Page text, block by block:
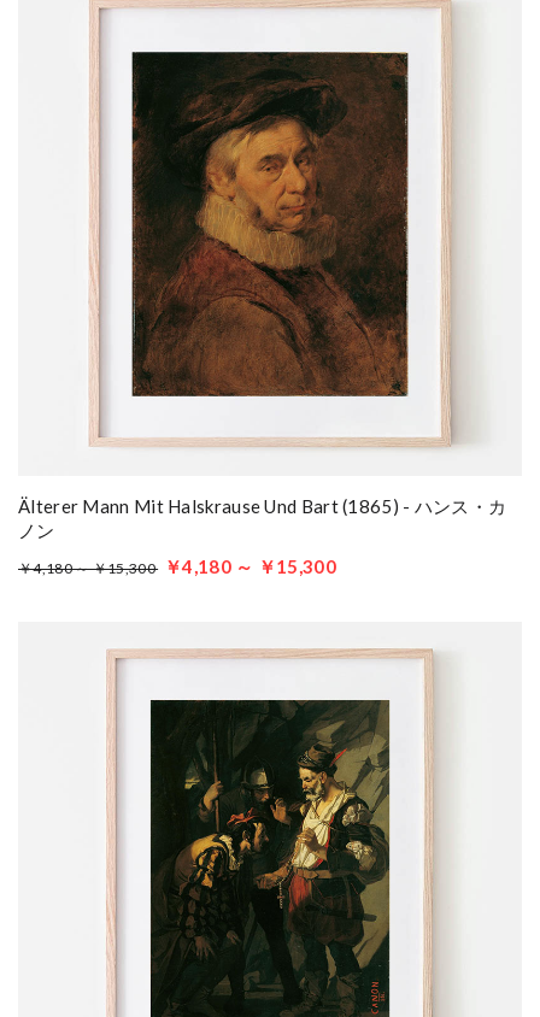
Älterer Mann Mit Halskrause Und Bart (1865) - ハンス・カ
ノン
￥4,180 ～ ￥15,300 ￥4,180 ～ ￥15,300